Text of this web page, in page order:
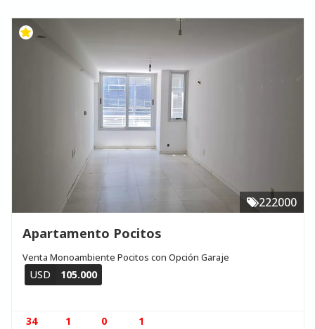
222000
Apartamento Pocitos
Venta Monoambiente Pocitos con Opción Garaje
USD 105.000
34 1 0 1